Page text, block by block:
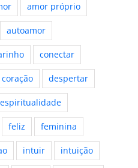
amor próprio
autoamor
conectar
coração despertar
espiritualidade
feliz feminina
intuir intuição